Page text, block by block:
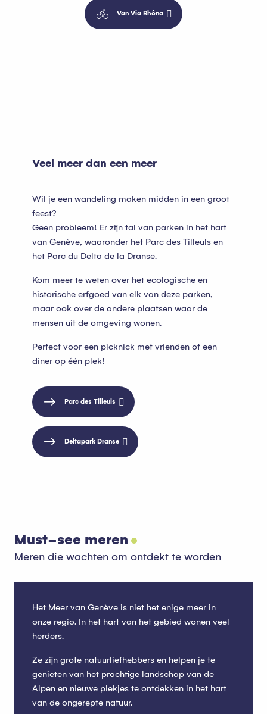
Van Via Rhôna
Veel meer dan een meer
Wil je een wandeling maken midden in een groot
feest?
Geen probleem! Er zijn tal van parken in het hart
van Genève, waaronder het Parc des Tilleuls en
het Parc du Delta de la Dranse.
Kom meer te weten over het ecologische en
historische erfgoed van elk van deze parken,
maar ook over de andere plaatsen waar de
mensen uit de omgeving wonen.
Perfect voor een picknick met vrienden of een
diner op één plek!
Parc des Tilleuls
Deltapark Dranse
Must-see meren
Meren die wachten om ontdekt te worden
Het Meer van Genève is niet het enige meer in
onze regio. In het hart van het gebied wonen veel
herders.
Ze zijn grote natuurliefhebbers en helpen je te
genieten van het prachtige landschap van de
Alpen en nieuwe plekjes te ontdekken in het hart
van de ongerepte natuur.